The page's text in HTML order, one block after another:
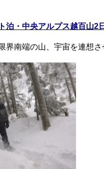
泊・中央アルプス越百山2
南端の山、宇宙を連想さ